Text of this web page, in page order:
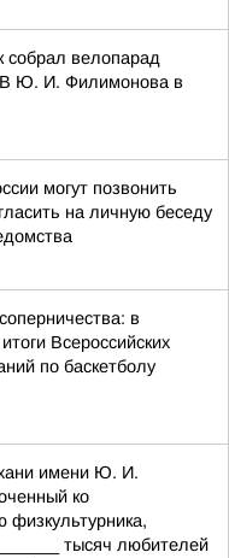
собрал велопарад
Ю. И. Филимонова в
могут позвонить
на личную беседу
в
Всероссийских
по баскетболу
имени Ю. И.
ко
физкультурника,
тысяч любителей